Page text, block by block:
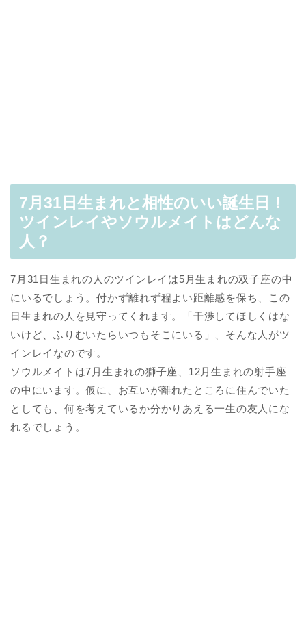
7月31日生まれと相性のいい誕生日！
ツインレイやソウルメイトはどんな
人？
7月31日生まれの人のツインレイは5月生まれの双子座の中
にいるでしょう。付かず離れず程よい距離感を保ち、この
日生まれの人を見守ってくれます。「干渉してほしくはな
いけど、ふりむいたらいつもそこにいる」、そんな人がツ
インレイなのです。
ソウルメイトは7月生まれの獅子座、12月生まれの射手座
の中にいます。仮に、お互いが離れたところに住んでいた
としても、何を考えているか分かりあえる一生の友人にな
れるでしょう。